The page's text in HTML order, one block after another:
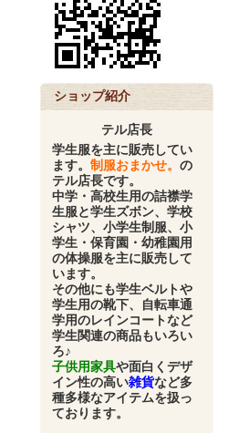
ショップ紹介
テル店長
学生服を主に販売してい
ます。 制服おまかせ。 の
テル店長です。
中学・高校生用の詰襟学
生服と学生ズボン、学校
シャツ、小学生制服、小
学生・保育園・幼稚園用
の体操服を主に販売して
います。
その他にも学生ベルトや
学生用の靴下、自転車通
学用のレインコートなど
学生関連の商品もいろい
ろ♪
子供用家具や面白くデザ
イン性の高い雑貨など多
種多様なアイテムを扱っ
ております。